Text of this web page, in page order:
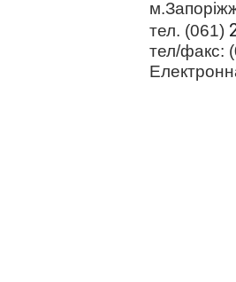
тел. (061)
тел/факс: